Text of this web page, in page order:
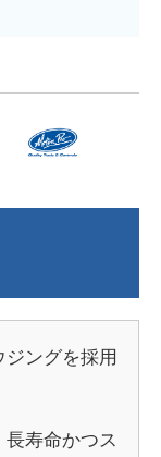
ングを採用
寿命かつス